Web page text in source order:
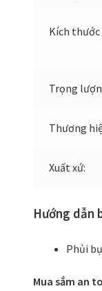
Kích thước
Trọng
Thương
Xuất xứ:
Hướng dẫn
Phủi
Mua sắm an